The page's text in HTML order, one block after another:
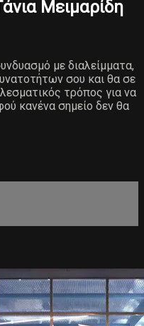
Μειμαρίδη
με διαλείμματα,
σου και θα σε
τρόπος για να
κανένα σημείο δεν θα